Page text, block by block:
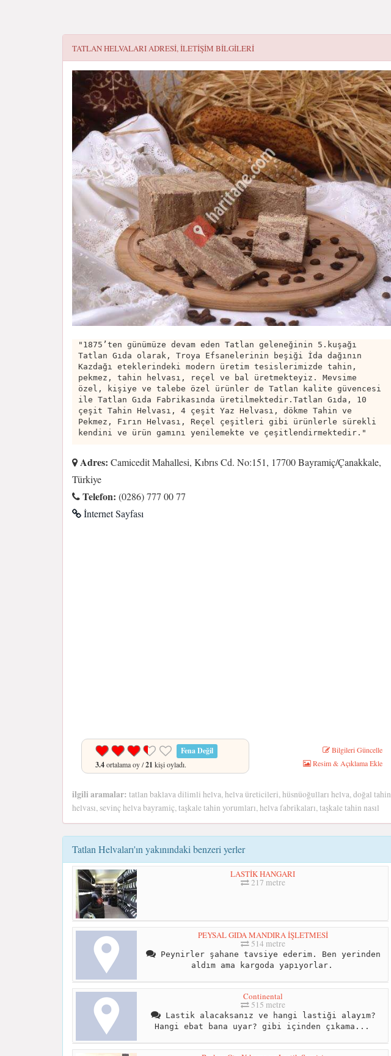
TATLAN HELVALARIADRESI, ILETIŞIM BILGILERI
"1875’ten günümüze devam eden Tatlan geleneğinin 5.kuşağı
Tatlan Gıda olarak, Troya Efsanelerinin beşiği İda dağının
Kazdağı eteklerindeki modern üretim tesislerimizde tahin,
pekmez, tahin helvası, reçel ve bal üretmekteyiz. Mevsime
özel, kişiye ve talebe özel ürünler de Tatlan kalite güvencesi
ile Tatlan Gıda Fabrikasında üretilmektedir.Tatlan Gıda, 10
çeşit Tahin Helvası, 4 çeşit Yaz Helvası, dökme Tahin ve
Pekmez, Fırın Helvası, Reçel çeşitleri gibi ürünlerle sürekli
kendini ve ürün gamını yenilemekte ve çeşitlendirmektedir."
Adres: Camicedit Mahallesi, Kıbrıs Cd. No:151, 17700 Bayramiç/Çanakkale,
Türkiye
Telefon: (0286) 777 00 77
İnternet Sayfası
Fena Değil
3.4ortalama oy /21 kişi oyladı.
Bilgileri Güncelle
Resim & Açıklama Ekle
ilgili aramalar: tatlan baklava dilimli helva, helva üreticileri, hüsnüoğulları helva, doğal tahin
helvası, sevinç helva bayramiç, taşkale tahin yorumları, helva fabrikaları, taşkale tahin nasıl
Tatlan Helvaları'ın yakınındaki benzeri yerler
LASTİK HANGARI
217 metre
PEYSAL GIDA MANDIRA İŞLETMESİ
514 metre
Peynirler şahane tavsiye ederim. Ben yerinden
aldım ama kargoda yapıyorlar.
Continental
515 metre
Lastik alacaksanız ve hangi lastiği alayım?
Hangi ebat bana uyar? gibi içinden çıkama...